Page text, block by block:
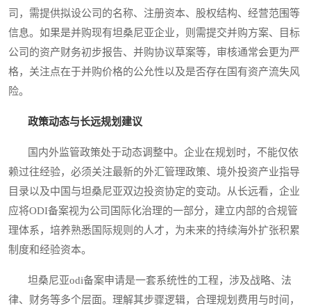
司，需提供拟设公司的名称、注册资本、股权结构、经营范围等
信息。如果是并购现有坦桑尼亚企业，则需提交并购方案、目标
公司的资产财务初步报告、并购协议草案等，审核通常会更为严
格，关注点在于并购价格的公允性以及是否存在国有资产流失风
险。
政策动态与长远规划建议
国内外监管政策处于动态调整中。企业在规划时，不能仅依
赖过往经验，必须关注最新的外汇管理政策、境外投资产业指导
目录以及中国与坦桑尼亚双边投资协定的变动。从长远看，企业
应将ODI备案视为公司国际化治理的一部分，建立内部的合规管
理体系，培养熟悉国际规则的人才，为未来的持续海外扩张积累
制度和经验资本。
坦桑尼亚odi备案申请是一套系统性的工程，涉及战略、法
律、财务等多个层面。理解其步骤逻辑，合理规划费用与时间，